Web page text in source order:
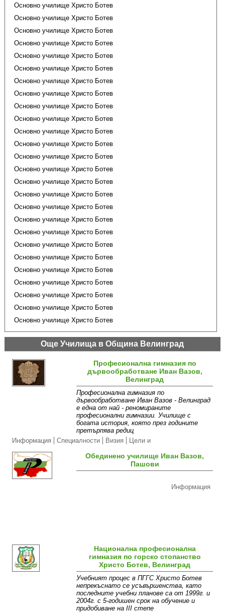
Основно училище Христо Ботев
Основно училище Христо Ботев
Основно училище Христо Ботев
Основно училище Христо Ботев
Основно училище Христо Ботев
Основно училище Христо Ботев
Основно училище Христо Ботев
Основно училище Христо Ботев
Основно училище Христо Ботев
Основно училище Христо Ботев
Основно училище Христо Ботев
Основно училище Христо Ботев
Основно училище Христо Ботев
Основно училище Христо Ботев
Основно училище Христо Ботев
Основно училище Христо Ботев
Основно училище Христо Ботев
Основно училище Христо Ботев
Основно училище Христо Ботев
Основно училище Христо Ботев
Основно училище Христо Ботев
Основно училище Христо Ботев
Основно училище Христо Ботев
Основно училище Христо Ботев
Основно училище Христо Ботев
Основно училище Христо Ботев
Още Училища в Община Велинград
Професионална гимназия по
дървообработване Иван Вазов,
Велинград
Професионална гимназия по
дървообработване Иван Вазов - Велинград
е една от най - реномираните
професионални гимназии. Училище с
богата история, която през годините
претърпява редиц
Информация
Специалности Визия
Цели и
Обединено училище Иван Вазов,
Пашови
Информация
Национална професионална
гимназия по горско стопанство
Христо Ботев, Велинград
Учебният процес в ПГГС Христо Ботев
непрекъснато се усъвършенства, като
последните учебни планове са от 1999г. и
2004г. с 5-годишен срок на обучение и
придобиване на III степе